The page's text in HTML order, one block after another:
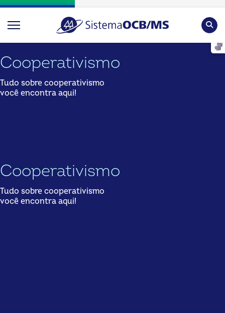
Cooperativismo
Tudo sobre cooperativismo
você encontra aqui!
Cooperativismo
Tudo sobre cooperativismo
você encontra aqui!